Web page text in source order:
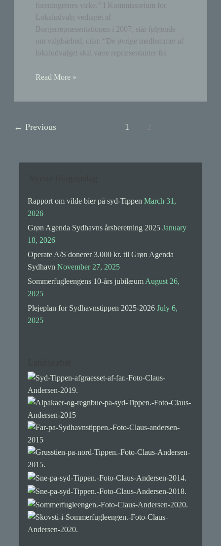
foreningernes virke.” I Kommissorium for
Lokaludvalg vedtaget af
Borgerrepræsentationen i 2007, står følgende
om valgbarhed, citat: “De øvrige medlemmer af
lokaludvalget skal være repræsentanter fra
Valgbarhed
lokaludvalg
Read More »
← Previous 1
Rapport om vilde bier på syd-Tippen March 31,
2026
Grøn Agenda Sydhavns årsberetning 2025 January
18, 2026
Operate A/S donerer 3.000 kr. til Grøn Agenda
Sydhavn November 27, 2025
Sommerfugleengens 10-års jubilæum August 26,
2025
Plejeplan for Sydhavnstippen 2025-2026 July 6,
2025